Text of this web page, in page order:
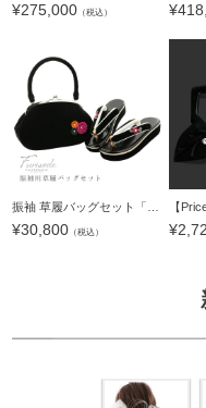
¥275,000 （税込） ¥
¥30,800 （税込） ¥